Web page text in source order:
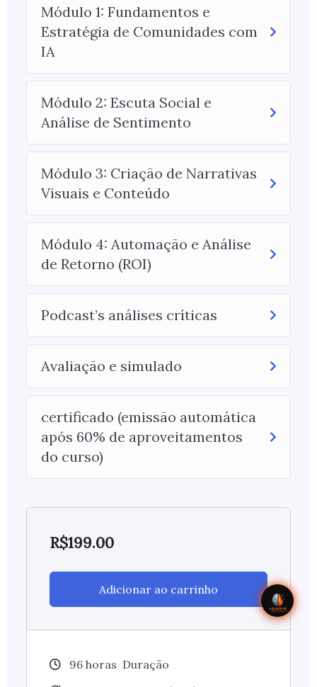
Módulo 1: Fundamentos e
Estratégia de Comunidades com
IA
Módulo 2: Escuta Social e
Análise de Sentimento
Módulo 3: Criação de Narrativas
Visuais e Conteúdo
Módulo 4: Automação e Análise
de Retorno (ROI)
Podcast’s análises críticas
Avaliação e simulado
certificado (emissão automática
após 60% de aproveitamentos
do curso)
R$199.00
Adicionar ao carrinho
96horas Duração